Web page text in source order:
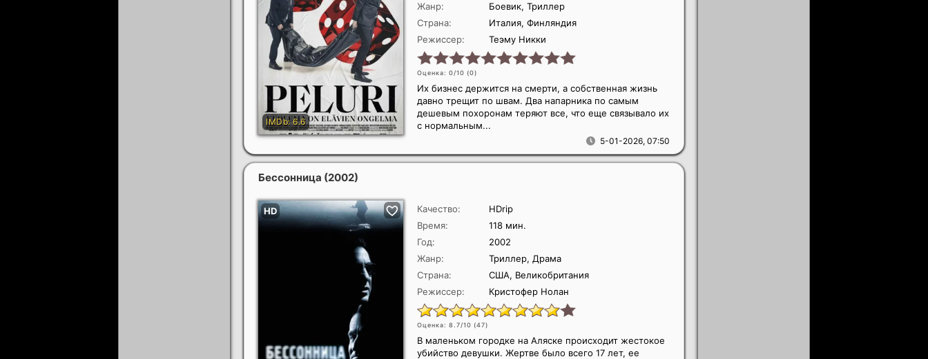
Жанр:
Боевик, Триллер
Страна:
Италия, Финляндия
Режиссер:
Теэму Никки
Оценка: 0/10 (0)
5-01-2026, 07:50
Их бизнес держится на смерти, а собственная жизнь
давно трещит по швам. Два напарника по самым
дешевым похоронам теряют все, что еще связывало их
с нормальным...
Бессонница (2002)
Качество:
HDrip
Время:
118 мин.
Год:
2002
Жанр:
Триллер, Драма
Страна:
США, Великобритания
Режиссер:
Кристофер Нолан
Оценка: 8.7/10 (47)
В маленьком городке на Аляске происходит жестокое
убийство девушки. Жертве было всего 17 лет, ее